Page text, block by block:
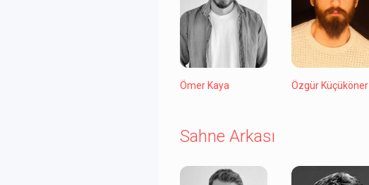
Ömer Kaya Özgür Küçüköner
Sahne Arkası